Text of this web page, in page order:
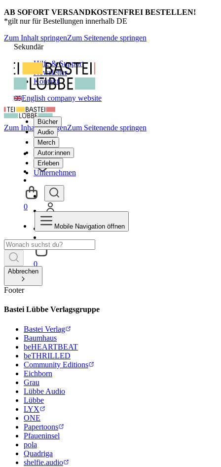
AB SOFORT VERSANDKOSTENFREI BESTELLEN!
*gilt nur für Bestellungen innerhalb DE
Zum Inhalt springenZum Seitenende springen
Sekundär
Hilfe & Support
Newsletter
Kontakt
English company website
Bücher
Audio
Merch
Autor:innen
Erleben
Unternehmen
0
Zum Inhalt springenZum Seitenende springen
0
Mobile Navigation öffnen
Abbrechen
Footer
Bastei Lübbe Verlagsgruppe
Bastei Verlag
Baumhaus
beHEARTBEAT
beTHRILLED
Community Editions
Eichborn
Grau
Lübbe Audio
Lübbe
LYX
ONE
Papertoons
Pfaueninsel
pola
Quadriga
shelfie.audio